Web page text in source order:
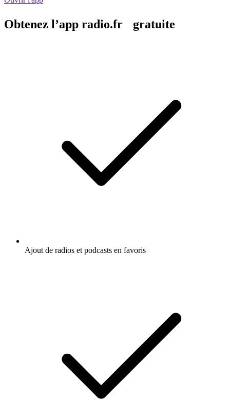
Obtenez l’app radio.fr gratuite
Ajout de radios et podcasts en favoris